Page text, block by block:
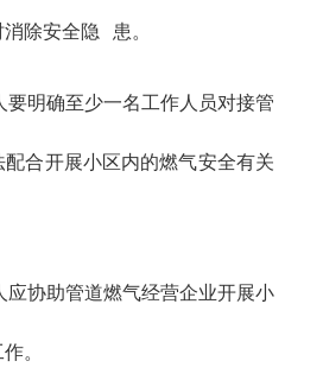
除安全隐 患。
要明确至少一名工作人员对接管
合开展小区内的燃气安全有关
应协助管道燃气经营企业开展小
。